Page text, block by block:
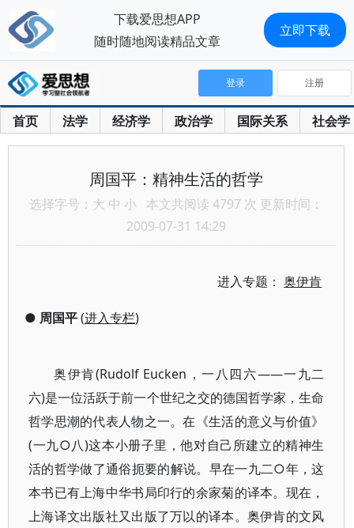
首页 法学 经济学 政治学 国际关系 社会学
登录 注册
周国平：精神生活的哲学
选择字号： 大 中 小 本文共阅读 4797 次 更新时间：
2009-07-31 14:29
进入专题：奥伊肯
● 周国平(进入专栏)
奥伊肯(Rudolf Eucken，一八四六——一九二
六)是一位活跃于前一个世纪之交的德国哲学家，生命
哲学思潮的代表人物之一。在《生活的意义与价值》
(一九○八)这本小册子里，他对自己所建立的精神生
活的哲学做了通俗扼要的解说。早在一九二○年，这
本书已有上海中华书局印行的余家菊的译本。现在，
上海译文出版社又出版了万以的译本。奥伊肯的文风
下载爱思想APP
随时随地阅读精品文章
立即下载